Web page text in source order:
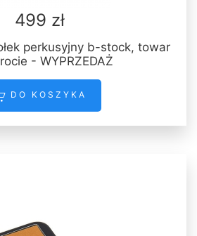
499 zł
perkusyjny b-stock, towar
- WYPRZEDAŻ
DO KOSZYKA